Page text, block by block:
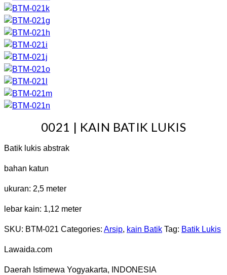
0021 | KAIN BATIK LUKIS
Batik lukis abstrak
bahan katun
ukuran: 2,5 meter
lebar kain: 1,12 meter
SKU: BTM-021 Categories: Arsip, kain Batik Tag: Batik Lukis
Lawaida.com
Daerah Istimewa Yogyakarta, INDONESIA